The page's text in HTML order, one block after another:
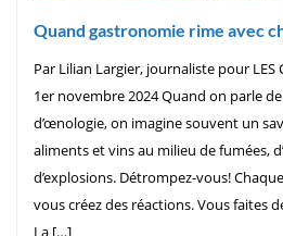
Quand gastronomie rime avec
Par Lilian Largier, journaliste pour LES
1er novembre 2024 Quand on parle
d’œnologie, on imagine souvent un
aliments et vins au milieu de fumées,
d’explosions. Détrompez-vous!
vous créez des réactions. Vous faites
La […]